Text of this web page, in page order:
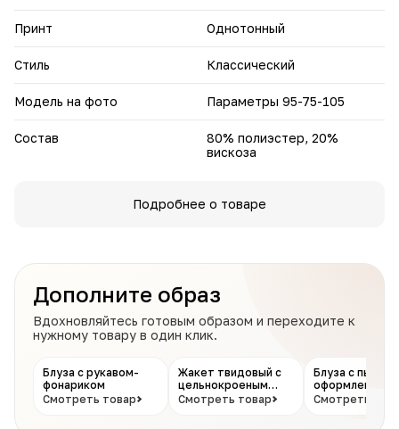
Принт Однотонный
Стиль Классический
Модель на фото Параметры 95-75-105
Состав
80% полиэстер, 20%
вискоза
Подробнее о товаре
Дополните образ
Вдохновляйтесь готовым образом и переходите к
нужному товару в один клик.
Блуза с рукавом-
фонариком
Смотреть товар
Жакет твидовый с
цельнокроеным
рукавом
Смотреть товар
Блуза с
оформленным
рукавом
Смотреть